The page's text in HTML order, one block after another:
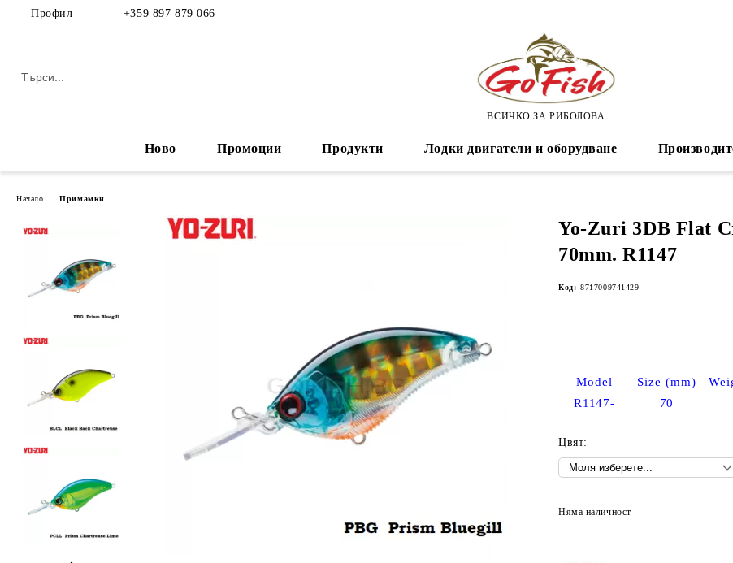
Профил +359 897 879 066
ВСИЧКО ЗА РИБОЛОВА
Ново Промоции Продукти Лодки двигатели и оборудване
Начало Примамки
Yo-Zuri 3DB Flat
70mm. R1147
Код: 8717009741429
Model Size (mm)
R1147-
70
Цвят:
Няма наличност